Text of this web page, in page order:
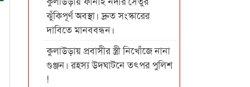
ঝুঁকিপূর্ণ অবস্থা। দ্রুত সংস্কারের
দাবিতে মানববন্ধন।
কুলাউড়ায় প্রবাসীর স্ত্রী নিখোঁজে নানা
গুঞ্জন। রহস্য উদঘাটনে তৎপর পুলিশ
!